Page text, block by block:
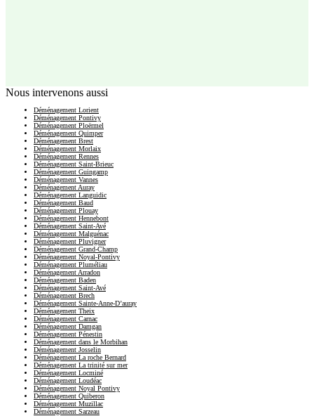
Nous intervenons aussi
Déménagement Lorient
Déménagement Pontivy
Déménagement Ploërmel
Déménagement Quimper
Déménagement Brest
Déménagement Morlaix
Déménagement Rennes
Déménagement Saint-Brieuc
Déménagement Guingamp
Déménagement Vannes
Déménagement Auray
Déménagement Languidic
Déménagement Baud
Déménagement Plouay
Déménagement Hennebont
Déménagement Saint-Avé
Déménagement Malguénac
Déménagement Pluvigner
Déménagement Grand-Champ
Déménagement Noyal-Pontivy
Déménagement Pluméliau
Déménagement Arradon
Déménagement Baden
Déménagement Saint-Avé
Déménagement Brech
Déménagement Sainte-Anne-D’auray
Déménagement Theix
Déménagement Carnac
Déménagement Damgan
Déménagement Pénestin
Déménagement dans le Morbihan
Déménagement Josselin
Déménagement La roche Bernard
Déménagement La trinité sur mer
Déménagement Locminé
Déménagement Loudéac
Déménagement Noyal Pontivy
Déménagement Quiberon
Déménagement Muzillac
Déménagement Sarzeau